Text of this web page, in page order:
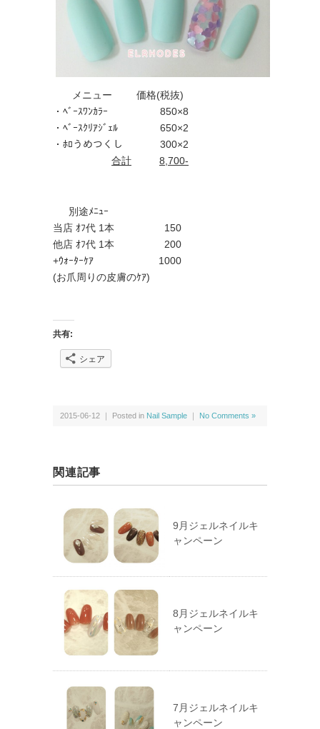
メニュー
価格(税抜)
・ﾍﾞｰｽﾜﾝｶﾗｰ
850×8
・ﾍﾞｰｽｸﾘｱｼﾞｪﾙ
650×2
・ﾎﾛうめつくし
300×2
合計
8,700-
別途ﾒﾆｭｰ
当店 ｵﾌ代 1本
150
他店 ｵﾌ代 1本
200
+ｳｫｰﾀｰｹｱ
1000
(お爪周りの皮膚のｹｱ)
共有:
シェア
2015-06-12 ｜ Posted in Nail Sample ｜ No Comments »
関連記事
9月ジェルネイルキ
ャンペーン
8月ジェルネイルキ
ャンペーン
7月ジェルネイルキ
ャンペーン